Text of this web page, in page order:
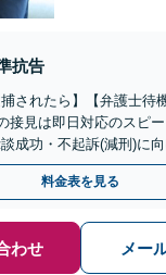
抗告
捕されたら】【弁護士待
接見は即日対応のスピ
成功・不起訴(減刑)に
談専門】
料金表を見る
わせ メー